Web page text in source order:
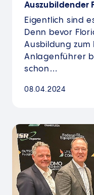
Auszubildender
Eigentlich sind
Denn bevor
Ausbildung
Anlagenführer
schon…
08.04.2024